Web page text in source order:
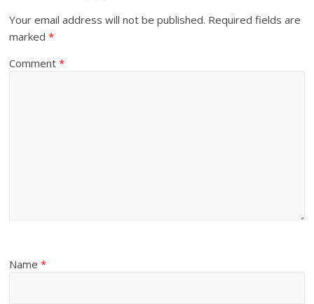
Your email address will not be published. Required fields are
marked*
Comment*
Name*